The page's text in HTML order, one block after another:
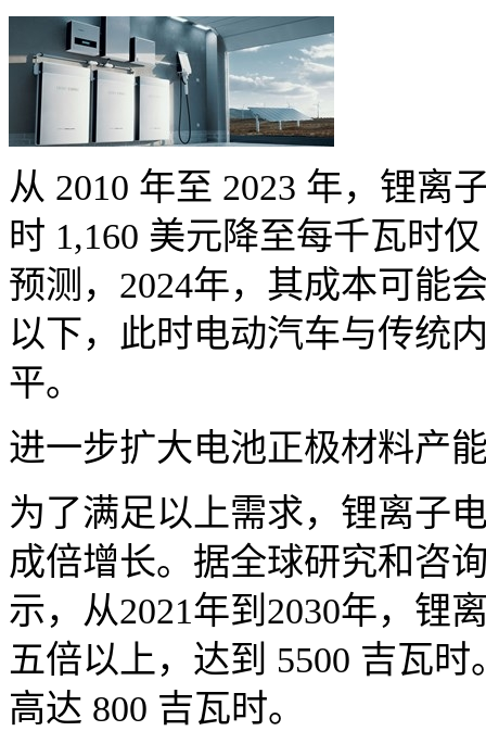
从 2010 年至 2023 年，锂离
时 1,160 美元降至每千瓦时
预测，2024年，其成本可能
以下，此时电动汽车与传统
平。
进一步扩大电池正极材料产
为了满足以上需求，锂离子
成倍增长。据全球研究和咨
示，从2021年到2030年，锂
五倍以上，达到 5500 吉瓦
高达 800 吉瓦时。